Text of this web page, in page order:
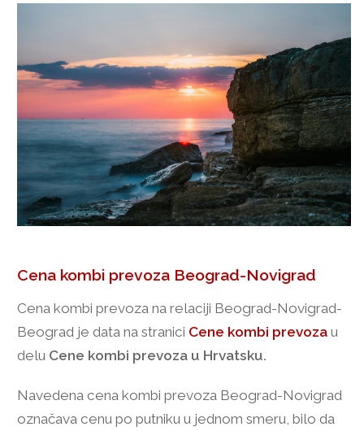
Cena kombi prevoza Beograd-Novigrad
Cena kombi prevoza na relaciji Beograd-Novigrad-
Beograd je data na stranici Cene kombi prevoza u
delu Cene kombi prevoza u Hrvatsku.
Navedena cena kombi prevoza Beograd-Novigrad
označava cenu po putniku u jednom smeru, bilo da